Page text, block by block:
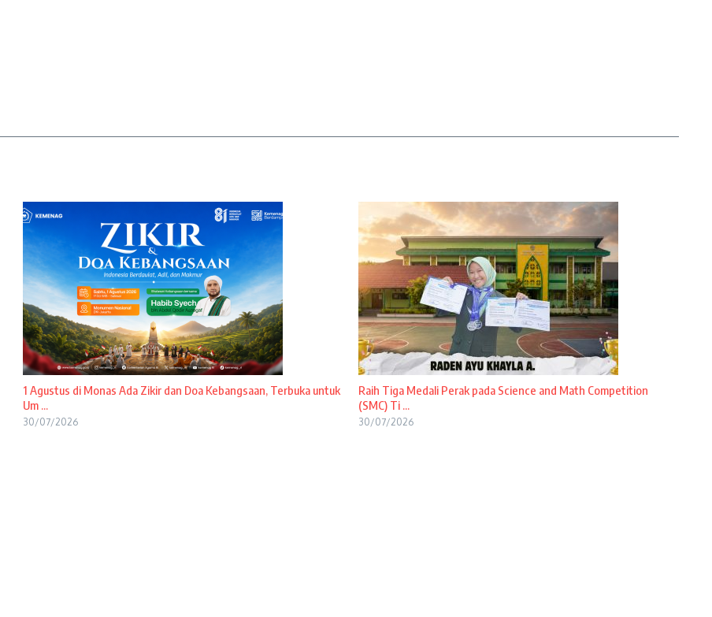
1 Agustus di Monas Ada Zikir dan Doa Kebangsaan, Terbuka untuk
Um ...
30/07/2026
Raih Tiga Medali Perak pada Science and Math Competition
(SMC) Ti ...
30/07/2026